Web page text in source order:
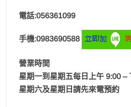
電話:056361099
手機:0983690588
營業時間
星期一到星期五每日上午 9:00 –
星期六及星期日請先來電預約